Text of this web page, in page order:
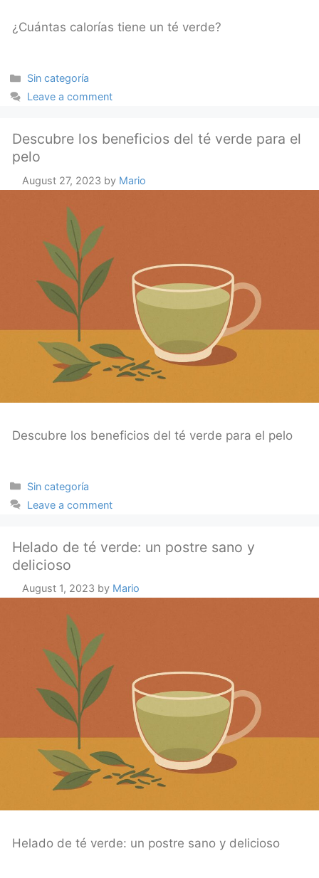
¿Cuántas calorías tiene un té verde?
Categories
Sin categoría
Leave a comment
Descubre los beneficios del té verde para el
pelo
August 27, 2023 by Mario
Descubre los beneficios del té verde para el pelo
Categories
Sin categoría
Leave a comment
Helado de té verde: un postre sano y
delicioso
August 1, 2023 by Mario
Helado de té verde: un postre sano y delicioso